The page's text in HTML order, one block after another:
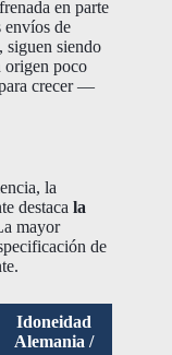
en parte
de
siguen siendo
origen poco
crecer —
la
destaca la
mayor
de
Idoneidad
Alemania /